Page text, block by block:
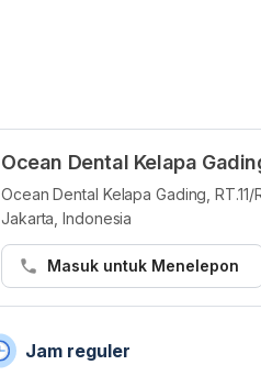
Ocean Dental Kelapa
Ocean Dental Kelapa Gading,
Jakarta, Indonesia
Masuk untuk Menelepon
Jam reguler